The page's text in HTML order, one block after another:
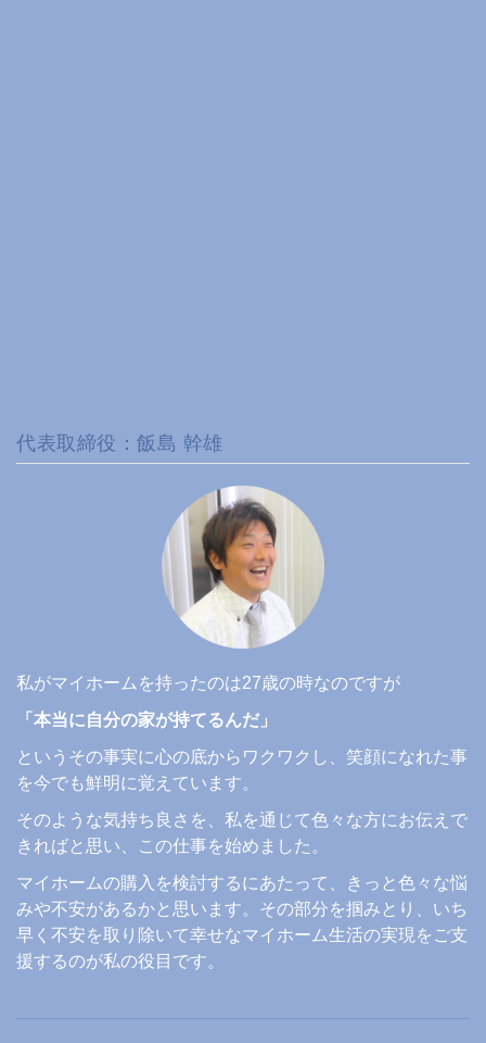
代表取締役：飯島 幹雄
私がマイホームを持ったのは27歳の時なのですが
「本当に自分の家が持てるんだ」
というその事実に心の底からワクワクし、笑顔になれた事
を今でも鮮明に覚えています。
そのような気持ち良さを、私を通じて色々な方にお伝えで
きればと思い、この仕事を始めました。
マイホームの購入を検討するにあたって、きっと色々な悩
みや不安があるかと思います。その部分を掴みとり、いち
早く不安を取り除いて幸せなマイホーム生活の実現をご支
援するのが私の役目です。